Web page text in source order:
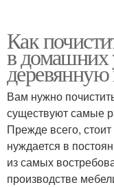
Как
в домашних
деревянную
Вам нужно
существуют самые
Прежде всего,
нуждается в
из самых
производстве